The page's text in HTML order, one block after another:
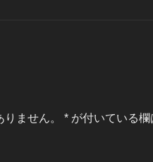
ません。 * が付いている